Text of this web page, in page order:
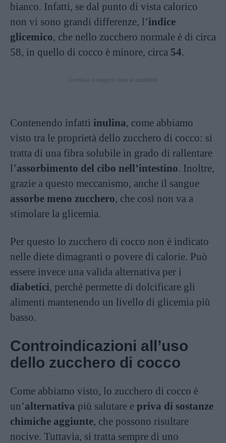
bianco. Infatti, se dal punto di vista calorico
non vi sono grandi differenze, l’indice
glicemico, che nello zucchero normale è di circa
58, in quello di cocco è minore, circa 54.
Contenendo infatti inulina, come abbiamo
visto tra le proprietà dello zucchero di cocco: si
tratta di una fibra solubile in grado di rallentare
l’assorbimento del cibo nell’intestino. Inoltre,
grazie a questo meccanismo, anche il sangue
assorbe meno zucchero, che così non va a
stimolare la glicemia.
Per questo lo zucchero di cocco non è indicato
nelle diete dimagranti o povere di calorie. Può
essere invece una valida alternativa per i
diabetici, perché permette di dolcificare gli
alimenti mantenendo un livello di glicemia più
basso.
Controindicazioni all’uso
dello zucchero di cocco
Come abbiamo visto, lo zucchero di cocco è
un’alternativa più salutare e priva di sostanze
chimiche aggiunte, che possono risultare
nocive. Tuttavia, si tratta sempre di uno